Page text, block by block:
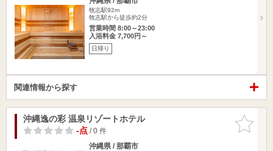
牧志駅92m
牧志駅から徒歩約2分
営業時間 8:00～23:00
入浴料金 7,700円～
日帰り
関連情報から探す
お気に入
りに追加
沖縄逸の彩 温泉リゾートホテル
-点/ 0 件
沖縄県 / 那覇市